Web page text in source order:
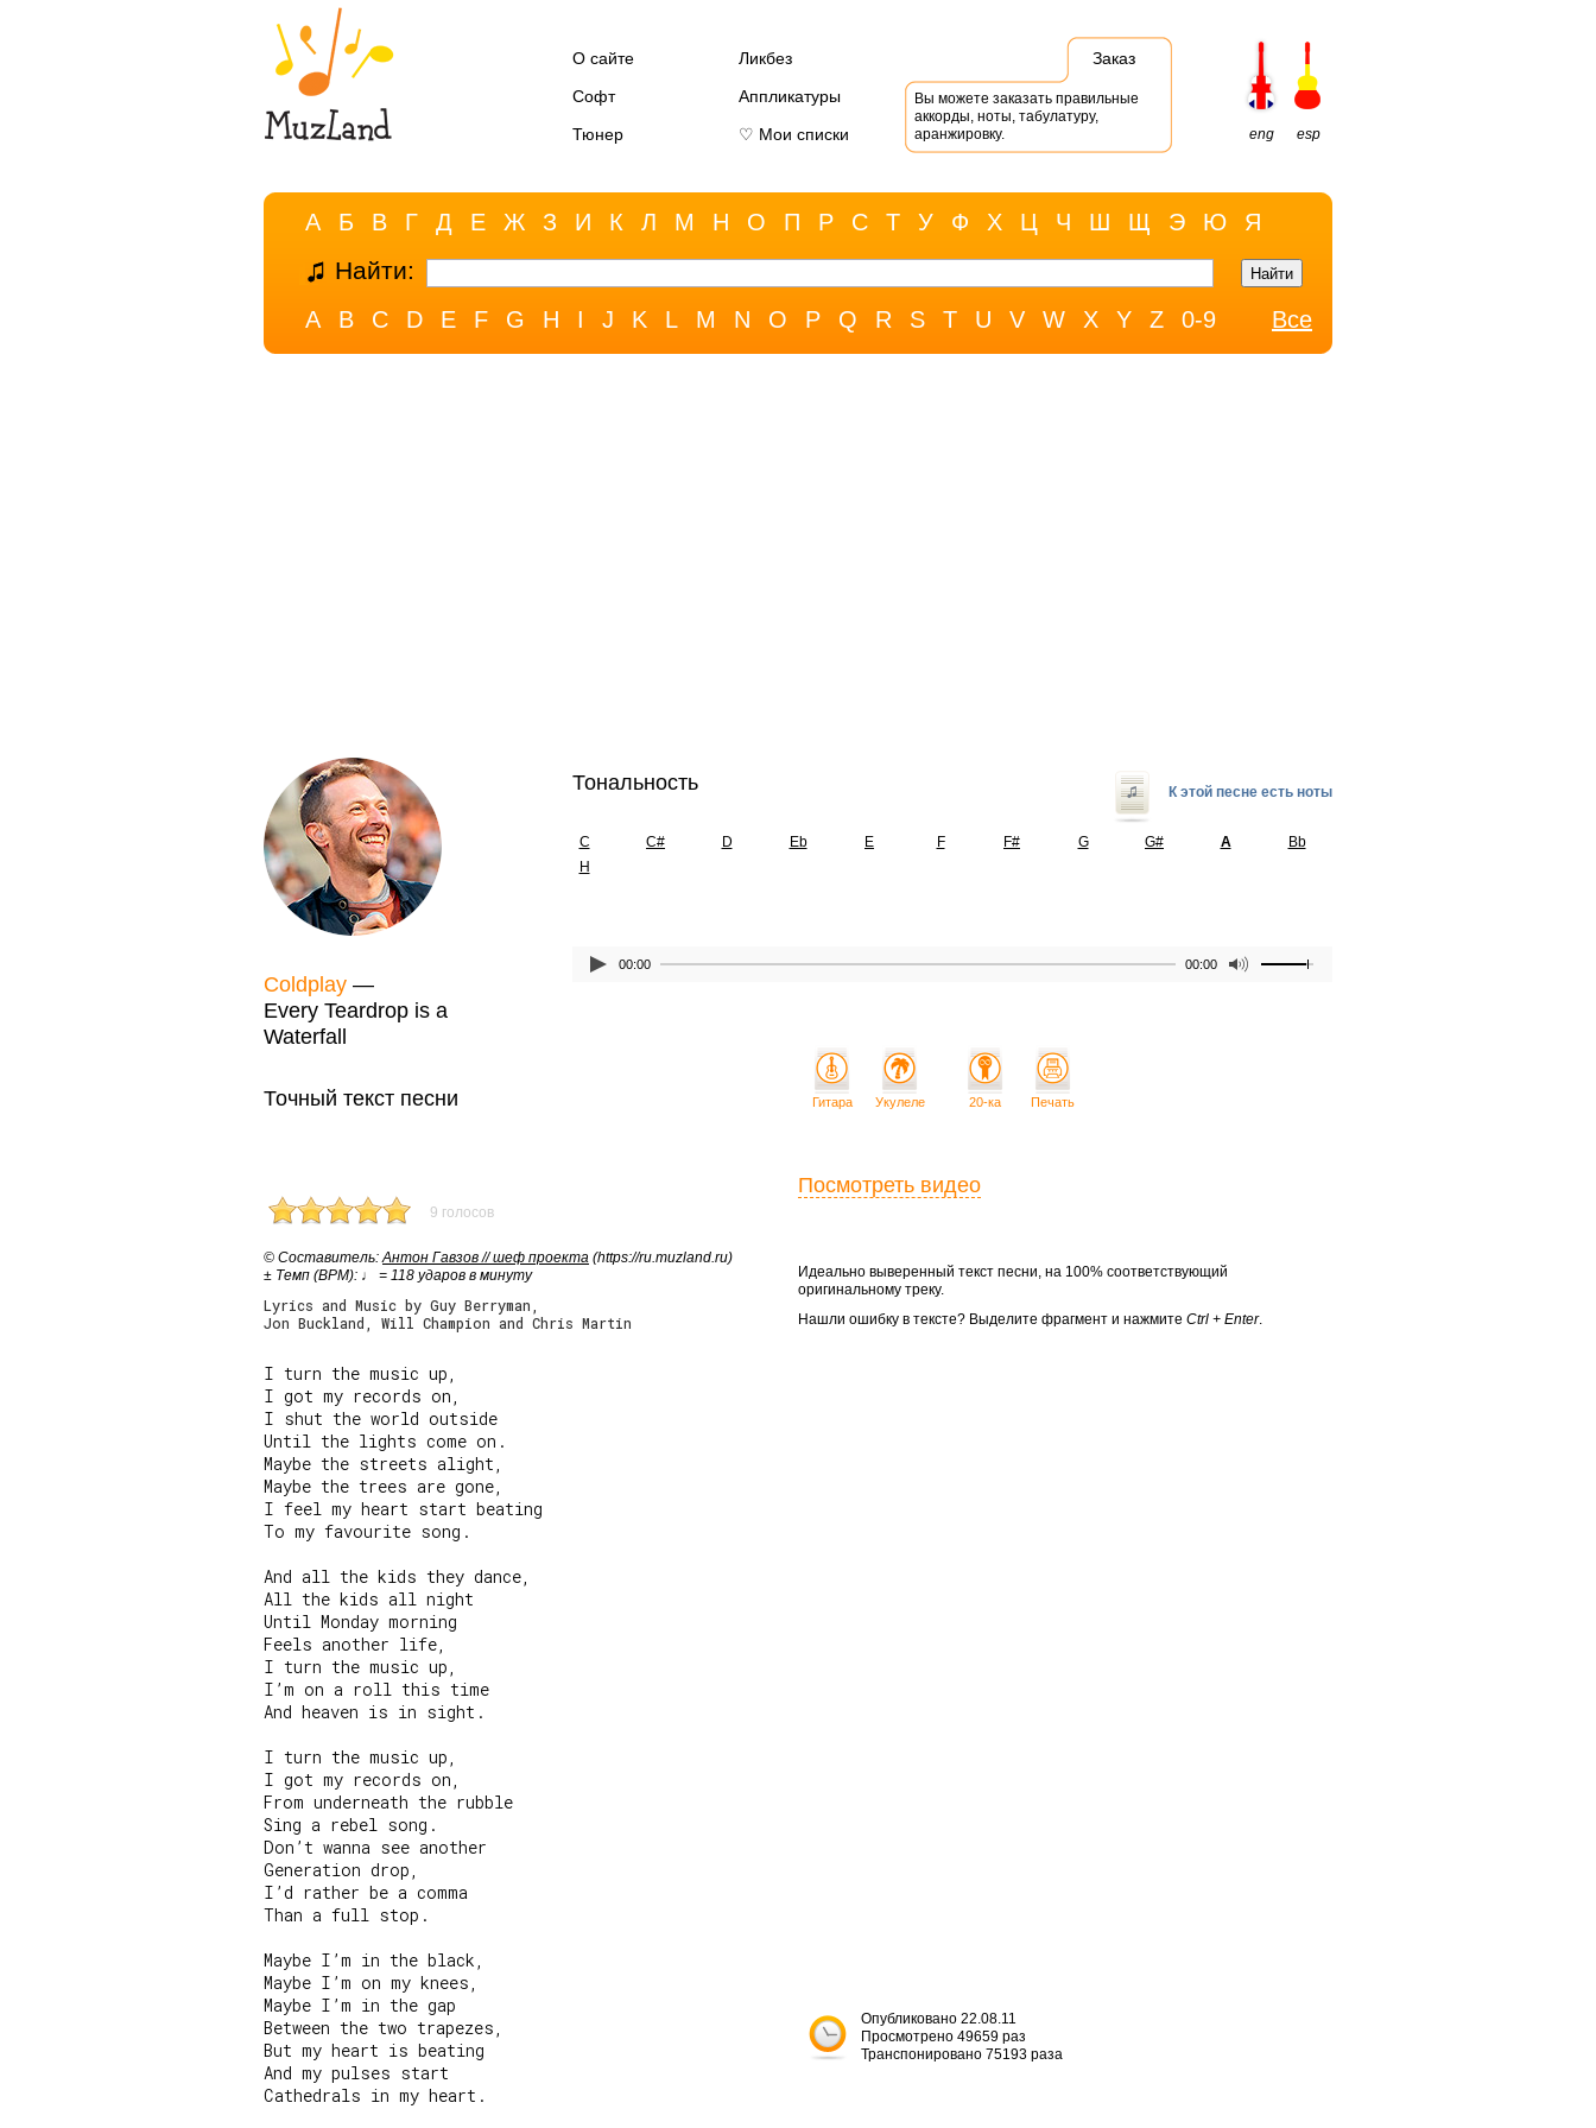
О сайте
Ликбез
Софт
Аппликатуры
Тюнер
♡ Мои списки
Заказ
Вы можете заказать правильные
аккорды, ноты, табулатуру,
аранжировку.
eng esp
А Б В Г Д Е Ж З И К Л М Н О П Р С Т У Ф Х Ц Ч Ш Щ Э Ю Я
Найти:
A B C D E F G H I J K L M N O P Q R S T U V W X Y Z 0-9 Все
Coldplay —
Every Teardrop is a
Waterfall
Тональность К этой песне есть ноты
C C# D Eb E F F# G G# A
Bb
H
00:00 00:00
Точный текст песни
9 голосов
© Cоставитель:Антон Гавзов // шеф проекта (https://ru.muzland.ru)
± Темп (BPM): ♩ = 118 ударов в минуту
Lyrics and Music by Guy Berryman,
Jon Buckland, Will Champion and Chris Martin
I turn the music up,
I got my records on,
I shut the world outside
Until the lights come on.
Maybe the streets alight,
Maybe the trees are gone,
I feel my heart start beating
To my favourite song.
And all the kids they dance,
All the kids all night
Until Monday morning
Feels another life,
I turn the music up,
I’m on a roll this time
And heaven is in sight.
I turn the music up,
I got my records on,
From underneath the rubble
Sing a rebel song.
Don’t wanna see another
Generation drop,
I’d rather be a comma
Than a full stop.
Maybe I’m in the black,
Maybe I’m on my knees,
Maybe I’m in the gap
Between the two trapezes,
But my heart is beating
And my pulses start
Cathedrals in my heart.
Гитара Укулеле 20-ка Печать
Посмотреть видео
Идеально выверенный текст песни, на 100% соответствующий
оригинальному треку.
Нашли ошибку в тексте? Выделите фрагмент и нажмите Ctrl + Enter.
Опубликовано 22.08.11
Просмотрено 49659 раз
Транспонировано 75193 раза